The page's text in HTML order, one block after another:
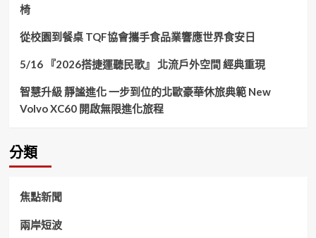
椅
從校園到餐桌 TQF協會攜手食品業響應世界食安日
5/16 『2026搭捷運聽民歌』 北流戶外空間 經典重現
智慧升級 靜謐進化 一步到位的北歐豪華休旅典範 New
Volvo XC60 開啟無限進化旅程
分類
焦點新聞
兩岸短波